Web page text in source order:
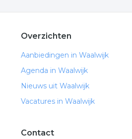
Overzichten
Aanbiedingen in Waalwijk
Agenda in Waalwijk
Nieuws uit Waalwijk
Vacatures in Waalwijk
Contact